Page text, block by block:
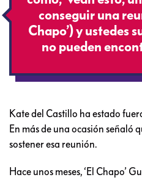
conseguir una
Chapo’) y ustedes
no pueden
Kate del Castillo ha estado
En más de una ocasión señaló
sostener esa reunión.
Hace unos meses, ‘El Chapo’